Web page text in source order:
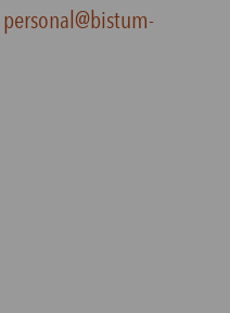
personal@bistum-